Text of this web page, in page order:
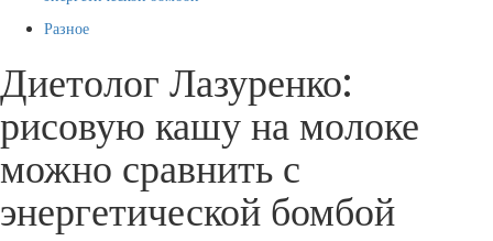
Разное
Диетолог Лазуренко:
рисовую кашу на молоке
можно сравнить с
энергетической бомбой